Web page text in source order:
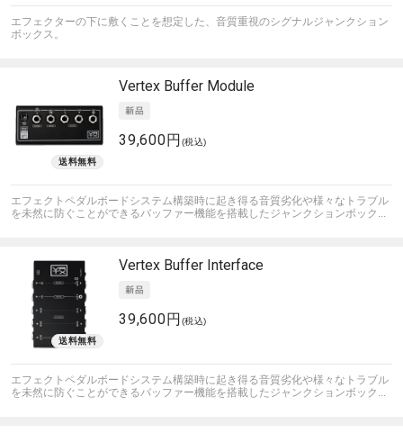
エフェクターの下に敷くことを想定した、音質重視のシグナルジャンクション
ボックス。
Vertex Buffer Module
39,600円 (税込)
エフェクトペダルボードシステム構築時に起き得る音質劣化や様々なトラブル
を未然に防ぐことができるバッファー機能を搭載したジャンクションボック...
Vertex Buffer Interface
39,600円 (税込)
エフェクトペダルボードシステム構築時に起き得る音質劣化や様々なトラブル
を未然に防ぐことができるバッファー機能を搭載したジャンクションボック...